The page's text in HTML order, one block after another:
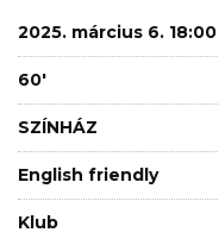
2025. március 6. 18:00
60'
SZÍNHÁZ
English friendly
Klub